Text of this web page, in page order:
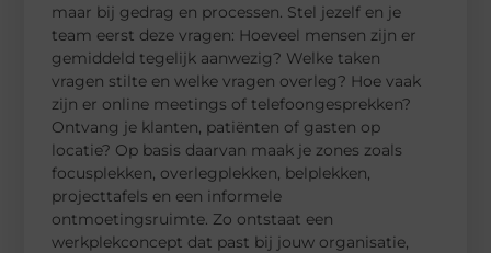
maar bij gedrag en processen. Stel jezelf en je
team eerst deze vragen: Hoeveel mensen zijn er
gemiddeld tegelijk aanwezig? Welke taken
vragen stilte en welke vragen overleg? Hoe vaak
zijn er online meetings of telefoongesprekken?
Ontvang je klanten, patiënten of gasten op
locatie? Op basis daarvan maak je zones zoals
focusplekken, overlegplekken, belplekken,
projecttafels en een informele
ontmoetingsruimte. Zo ontstaat een
werkplekconcept dat past bij jouw organisatie,